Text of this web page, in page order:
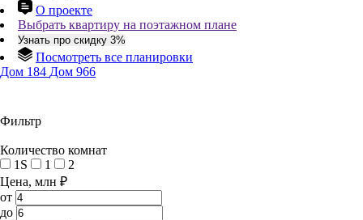
О проекте
Выбрать квартиру на поэтажном плане
Узнать про скидку 3%
Посмотреть все планировки
Дом 184 Дом 966
Фильтр
Количество комнат
1S
1
2
Цена, млн ₽
от
до